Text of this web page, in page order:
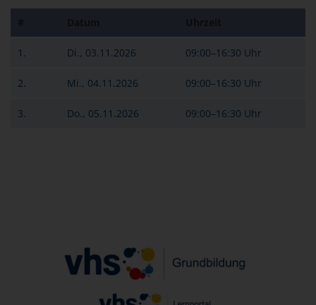
1. Di., 03.11.2026 09:00–16:30 Uhr
2. Mi., 04.11.2026 09:00–16:30 Uhr
3. Do., 05.11.2026 09:00–16:30 Uhr